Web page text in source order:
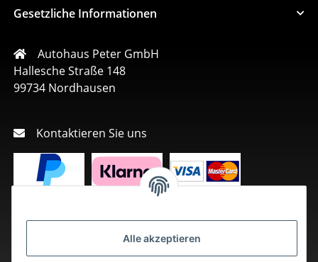
Alle akzeptieren
Gesetzliche Informationen
Autohaus Peter GmbH
Hallesche Straße 148
99734 Nordhausen
Kontaktieren Sie uns